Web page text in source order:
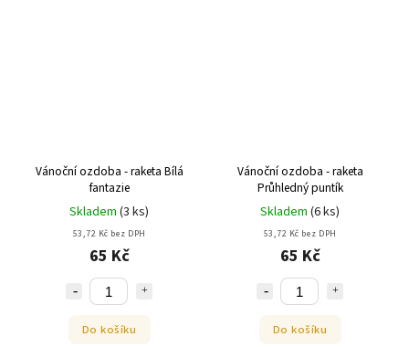
Vánoční ozdoba - raketa Bílá
fantazie
Skladem (3 ks)
53,72 Kč bez DPH
65 Kč
Do košíku
Vánoční ozdoba - raketa
Průhledný puntík
Skladem (6 ks)
53,72 Kč bez DPH
65 Kč
Do košíku